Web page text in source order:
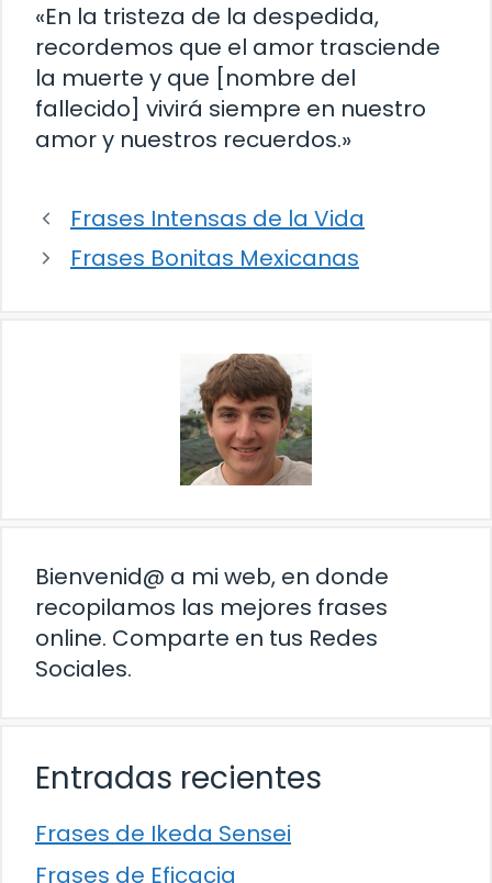
«En la tristeza de la despedida,
recordemos que el amor trasciende
la muerte y que [nombre del
fallecido] vivirá siempre en nuestro
amor y nuestros recuerdos.»
Frases Intensas de la Vida
Frases Bonitas Mexicanas
Bienvenid@ a mi web, en donde
recopilamos las mejores frases
online. Comparte en tus Redes
Sociales.
Entradas recientes
Frases de Ikeda Sensei
Frases de Eficacia